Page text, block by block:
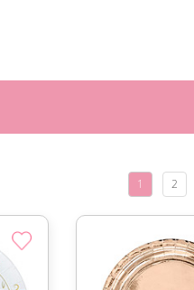
1 2